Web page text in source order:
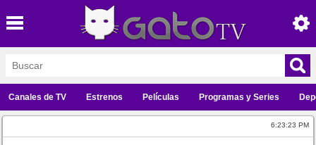
Canales de TV Estrenos Películas Programas y Series
6:23:23 PM